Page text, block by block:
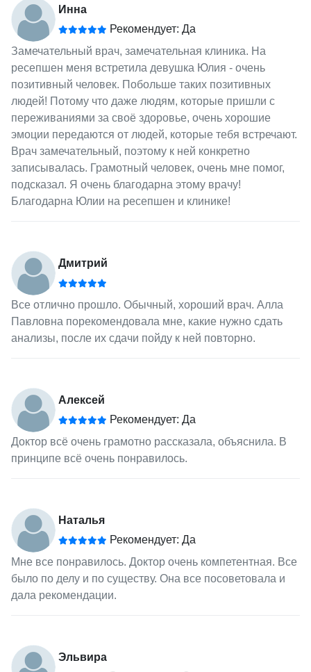
Инна
Рекомендует: Да
Замечательный врач, замечательная клиника. На
ресепшен меня встретила девушка Юлия - очень
позитивный человек. Побольше таких позитивных
людей! Потому что даже людям, которые пришли с
переживаниями за своё здоровье, очень хорошие
эмоции передаются от людей, которые тебя встречают.
Врач замечательный, поэтому к ней конкретно
записывалась. Грамотный человек, очень мне помог,
подсказал. Я очень благодарна этому врачу!
Благодарна Юлии на ресепшен и клинике!
Дмитрий
Все отлично прошло. Обычный, хороший врач. Алла
Павловна порекомендовала мне, какие нужно сдать
анализы, после их сдачи пойду к ней повторно.
Алексей
Рекомендует: Да
Доктор всё очень грамотно рассказала, объяснила. В
принципе всё очень понравилось.
Наталья
Рекомендует: Да
Мне все понравилось. Доктор очень компетентная. Все
было по делу и по существу. Она все посоветовала и
дала рекомендации.
Эльвира